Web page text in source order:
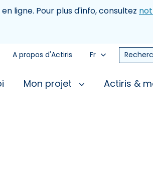
ligne. Pour plus d'info, consultez
A propos d'Actiris Fr
Mon projet Actiris &